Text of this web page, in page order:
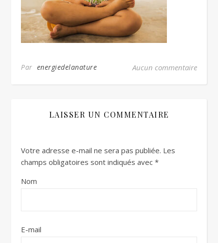
Par energiedelanature Aucun commentaire
LAISSER UN COMMENTAIRE
Votre adresse e-mail ne sera pas publiée. Les
champs obligatoires sont indiqués avec *
Nom
E-mail